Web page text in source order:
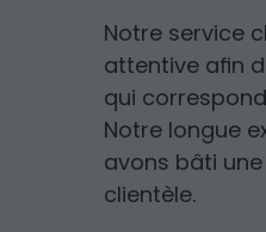
Notre service
attentive afin
qui
Notre longue
avons bâti
clientèle.